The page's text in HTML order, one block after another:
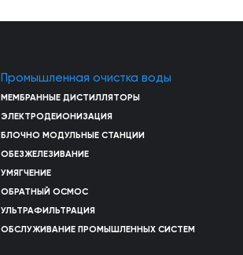
Промышленная очистка воды
МЕМБРАННЫЕ ДИСТИЛЛЯТОРЫ
ЭЛЕКТРОДЕИОНИЗАЦИЯ
БЛОЧНО МОДУЛЬНЫЕ СТАНЦИИ
ОБЕЗЖЕЛЕЗИВАНИЕ
УМЯГЧЕНИЕ
ОБРАТНЫЙ ОСМОС
УЛЬТРАФИЛЬТРАЦИЯ
ОБСЛУЖИВАНИЕ ПРОМЫШЛЕННЫХ СИСТЕМ